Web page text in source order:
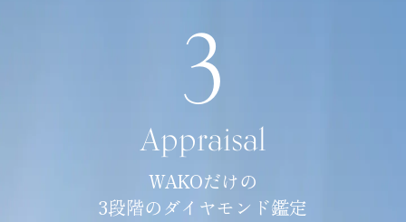
3
Appraisal
WAKOだけの
3段階のダイヤモンド鑑定